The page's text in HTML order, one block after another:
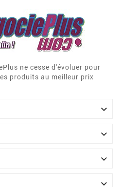
ne cesse d'évoluer pour
produits au meilleur prix



